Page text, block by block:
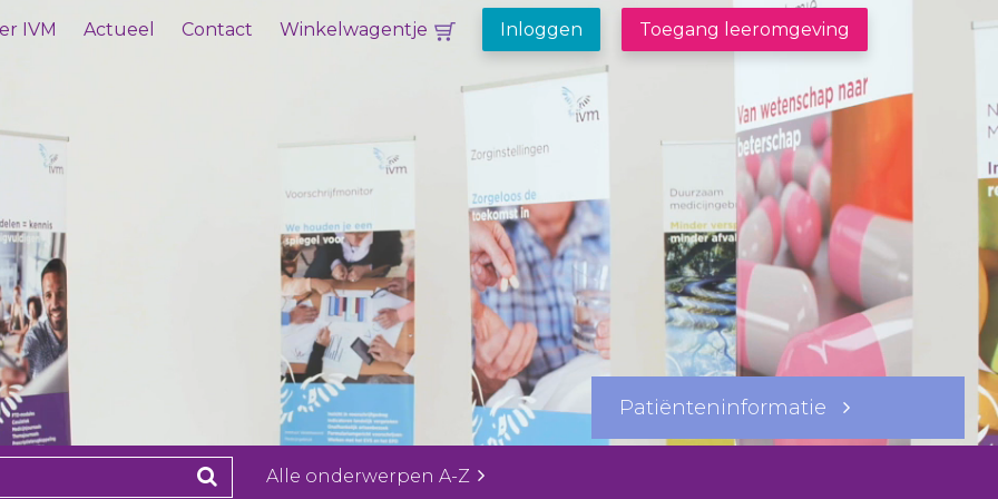
IVM Actueel Contact Winkelwagentje Inloggen Toegang leeromgeving
Alle onderwerpen A-Z
Patiënteninformatie